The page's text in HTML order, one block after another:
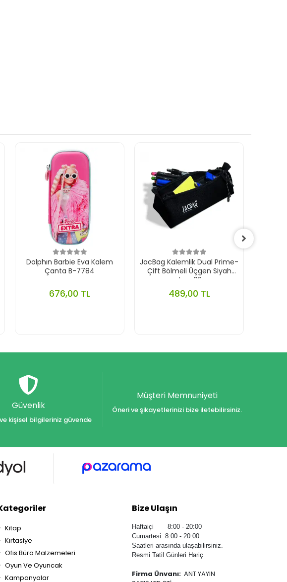
Dolphın Barbie Eva Kalem
Çanta B-7784
676,00 TL
JacBag Kalemlik Dual Prime-
Çift Bölmeli Üçgen Siyah
Jac-02
489,00 TL
Güvenlik
kişisel bilgileriniz güvende
Müşteri Memnuniyeti
Öneri ve şikayetlerinizi bize iletebilirsiniz.
Kitap
Kırtasiye
Ofis Büro Malzemeleri
Oyun Ve Oyuncak
Kampanyalar
Bize Ulaşın
Haftaiçi 8:00 - 20:00
Cumartesi 8:00 - 20:00
Saatleri arasında ulaşabilirsiniz.
Resmi Tatil Günleri Hariç
Firma Ünvanı: ANT YAYIN